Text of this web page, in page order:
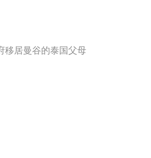
移居曼谷的泰国父母